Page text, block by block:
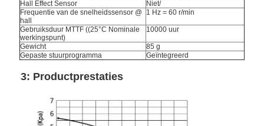
Hall Effect Sensor
Niet/
Frequentie van de snelheidssensor @
hall
1 Hz = 60 r/min
Gebruiksduur MTTF ((25°C Nominale
werkingspunt)
10000 uur
Gewicht
85 g
Gepaste stuurprogramma
Geïntegreerd
3: Productprestaties